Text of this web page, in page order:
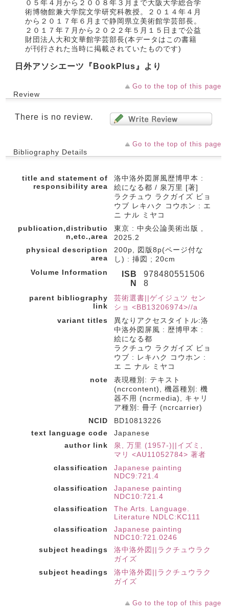
０５年４月から２００８年３月まで大阪大学総合学
術博物館兼大学院文学研究科教授。２０１４年４月
から２０１７年６月まで静岡県立美術館学芸部長。
２０１７年７月から２０２２年５月１５日まで公益
財団法人大和文華館学芸部長(本データはこの書籍
が刊行された当時に掲載されていたものです)
日外アソシエーツ『BookPlus』より
Go to the top of this page
Review
There is no review.
Go to the top of this page
Bibliography Details
title and statement of
responsibility area
洛中洛外図屏風歴博甲本 :
絵になる都 / 泉万里 [著]
ラクチュウ ラクガイズ ビョ
ウブ レキハク コウホン : エ
ニ ナル ミヤコ
publication,distributio
n,etc.,area
東京 : 中央公論美術出版 ,
2025.2
physical description
area
200p, 図版8p(ページ付な
し) : 挿図 ; 20cm
Volume Information
ISB
N
978480551506
8
parent bibliography
link
芸術選書||ゲイジュツ セン
ショ <BB13206974>//a
variant titles
異なりアクセスタイトル:洛
中洛外図屏風 : 歴博甲本 :
絵になる都
ラクチュウ ラクガイズ ビョ
ウブ : レキハク コウホン :
エ ニ ナル ミヤコ
note
表現種別: テキスト
(ncrcontent), 機器種別: 機
器不用 (ncrmedia), キャリ
ア種別: 冊子 (ncrcarrier)
NCID
BD10813226
text language code
Japanese
author link
泉, 万里 (1957-)||イズミ,
マリ <AU11052784> 著者
classification
Japanese painting
NDC9:721.4
classification
Japanese painting
NDC10:721.4
classification
The Arts. Language.
Literature NDLC:KC111
classification
Japanese painting
NDC10:721.0246
subject headings
洛中洛外図||ラクチュウラク
ガイズ
subject headings
洛中洛外図||ラクチュウラク
ガイズ
Go to the top of this page